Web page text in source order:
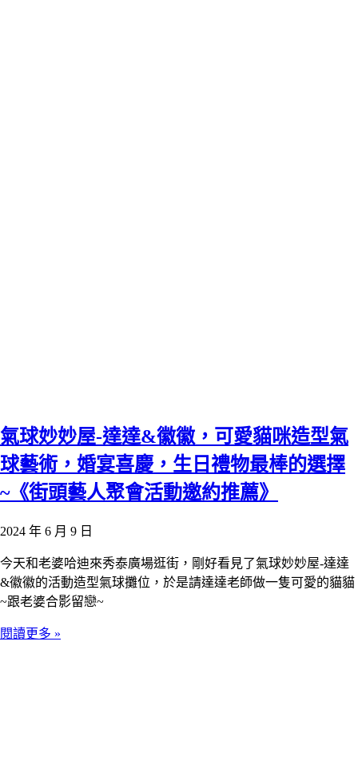
氣球妙妙屋-達達&徽徽，可愛貓咪造型氣
球藝術，婚宴喜慶，生日禮物最棒的選擇
~《街頭藝人聚會活動邀約推薦》
2024 年 6 月 9 日
今天和老婆哈迪來秀泰廣場逛街，剛好看見了氣球妙妙屋-達達
&徽徽的活動造型氣球攤位，於是請達達老師做一隻可愛的貓貓
~跟老婆合影留戀~
閱讀更多 »